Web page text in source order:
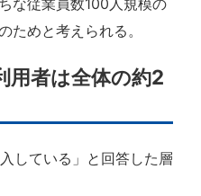
な従業員数100人規模の
めと考えられる。
者は全体の約2
している」と回答した層